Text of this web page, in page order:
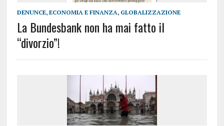
DENUNCE, ECONOMIA E FINANZA, GLOBALIZZAZIONE
La Bundesbank non ha mai fatto il
“divorzio”!